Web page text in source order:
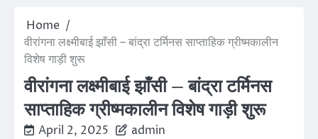
Home
वीरांगना लक्ष्मीबाई झाँसी – बांद्रा टर्मिनस साप्ताहिक ग्रीष्मकालीन
विशेष गाड़ी शुरू
वीरांगना लक्ष्मीबाई झाँसी – बांद्रा टर्मिनस
साप्ताहिक ग्रीष्मकालीन विशेष गाड़ी शुरू
April 2, 2025 admin